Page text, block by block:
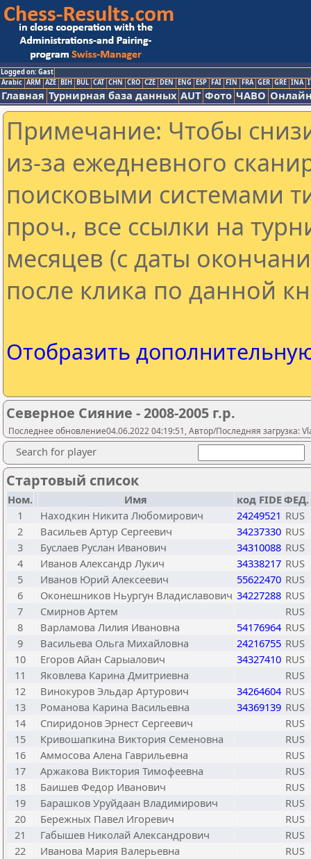
Logged on: Gast
Arabic ARM AZE BIH BUL CAT CHN CRO CZE DEN ENG ESP FAI FIN FRA GER GRE INA
Главная Турнирная база данных AUT Фото ЧАВО
Примечание: Чтобы
из-за ежедневного
поисковыми системами
проч., все ссылки на
месяцев (с даты
после клика по данной
Отобразить
Северное Сияние - 2008-2005 г.р.
Последнее обновление04.06.2022 04:19:51, Автор/Последняя загрузка:
Search for player
Стартовый список
Ном. Имя код FIDEФЕД.
1
Находкин Никита Любомирович 24249521 RUS
2
Васильев Артур Сергеевич 34237330 RUS
3
Буслаев Руслан Иванович 34310088 RUS
4
Иванов Александр Лукич 34338217 RUS
5
Иванов Юрий Алексеевич 55622470 RUS
6
Оконешников Ньургун Владиславович 34227288 RUS
7
Смирнов Артем
RUS
8
Варламова Лилия Ивановна 54176964 RUS
9
Васильева Ольга Михайловна 24216755 RUS
10
Егоров Айан Сарыалович 34327410 RUS
11
Яковлева Карина Дмитриевна
RUS
12
Винокуров Эльдар Артурович 34264604 RUS
13
Романова Карина Васильевна 34369139 RUS
14
Спиридонов Эрнест Сергеевич
RUS
15
Кривошапкина Виктория Семеновна
RUS
16
Аммосова Алена Гаврильевна
RUS
17
Аржакова Виктория Тимофеевна
RUS
18
Баишев Федор Иванович
RUS
19
Барашков Уруйдаан Владимирович
RUS
20
Бережных Павел Игоревич
RUS
21
Габышев Николай Александрович
RUS
22
Иванова Мария Валерьевна
RUS